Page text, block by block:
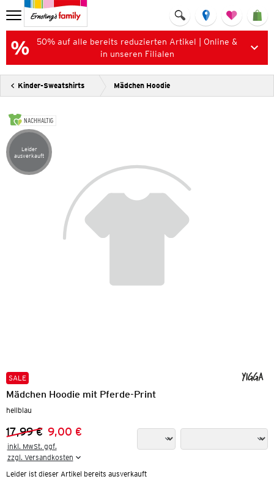
50% auf alle bereits reduzierten Artikel | Online &
in unseren Filialen
Kinder-Sweatshirts Mädchen Hoodie
NACHHALTIG
Artikel leider ausverkauft
Leider
ausverkauft
SALE
Mädchen Hoodie mit Pferde-Print
hellblau
Vorheriger Preis:
17,99 €
Neuer Preis:
9,00 €
inkl. MwSt. ggf.
zzgl. Versandkosten
Leider ist dieser Artikel bereits ausverkauft